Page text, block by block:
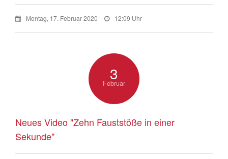
Montag, 17. Februar 2020 12:09 Uhr
3
Februar
Neues Video "Zehn Fauststöße in einer
Sekunde"